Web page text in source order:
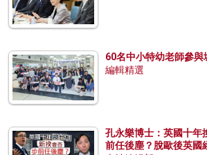
60名中小特幼老師參與
編輯精選
孔永樂博士：英國十年
前任後塵？脫歐後英國